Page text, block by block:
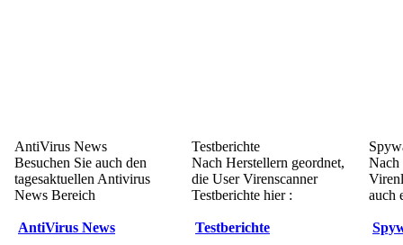
AntiVirus News
Besuchen Sie auch den
tagesaktuellen Antivirus
News Bereich
AntiVirus News
Testberichte
Nach Herstellern geordnet,
die User Virenscanner
Testberichte hier :
Testberichte
Nach
auch